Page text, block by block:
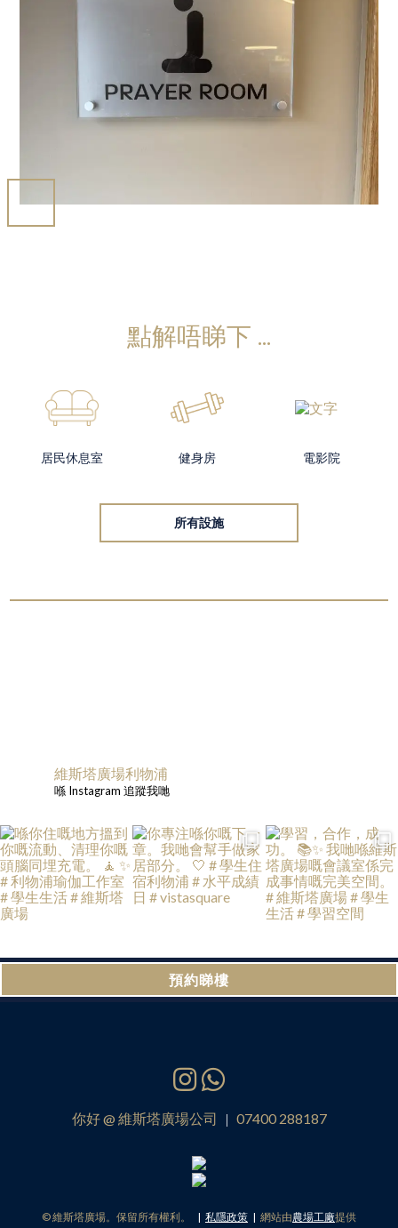
點解唔睇下 ...
居民休息室 健身房 電影院
所有設施
維斯塔廣場利物浦
喺 Instagram 追蹤我哋
預約睇樓
你好 @ 維斯塔廣場公司 | 07400 288187
© 維斯塔廣場。保留所有權利。 | 私隱政策 | 網站由農場工廠提供